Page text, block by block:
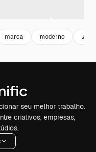
marca moderno lazer
seu melhor trabalho.
criativos, empresas,